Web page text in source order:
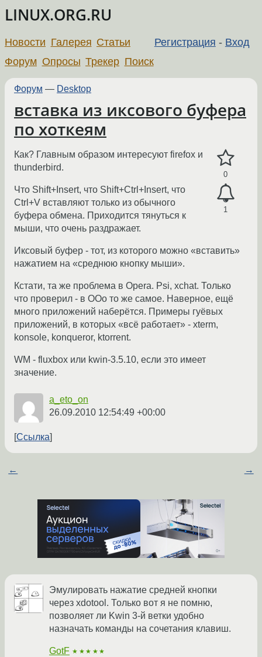
LINUX.ORG.RU
Регистрация - Вход
Новости Галерея Статьи
Форум Опросы Трекер Поиск
Форум — Desktop
вставка из иксового буфера
по хоткеям
0
1
Как? Главным образом интересуют firefox и
thunderbird.
Что Shift+Insert, что Shift+Ctrl+Insert, что
Ctrl+V вставляют только из обычного
буфера обмена. Приходится тянуться к
мыши, что очень раздражает.
Иксовый буфер - тот, из которого можно «вставить»
нажатием на «среднюю кнопку мыши».
Кстати, та же проблема в Opera. Psi, xchat. Только
что проверил - в OOo то же самое. Наверное, ещё
много приложений наберётся. Примеры гуёвых
приложений, в которых «всё работает» - xterm,
konsole, konqueror, ktorrent.
WM - fluxbox или kwin-3.5.10, если это имеет
значение.
a_eto_on
26.09.2010 12:54:49 +00:00
Ссылка
← →
Эмулировать нажатие средней кнопки
через xdotool. Только вот я не помню,
позволяет ли Kwin 3-й ветки удобно
назначать команды на сочетания клавиш.
GotF ★★★★★